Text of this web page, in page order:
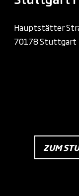
Hauptstätter
70178 Stuttgart
ZUM